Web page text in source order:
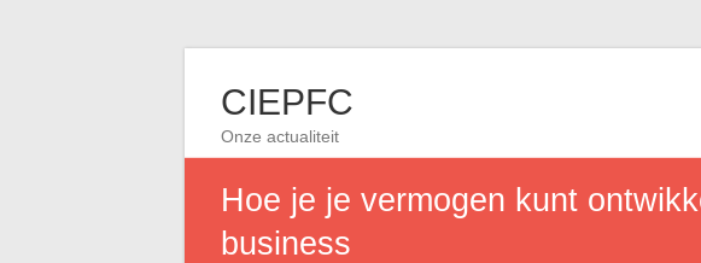
CIEPFC
Onze actualiteit
Hoe je je vermogen kunt
business